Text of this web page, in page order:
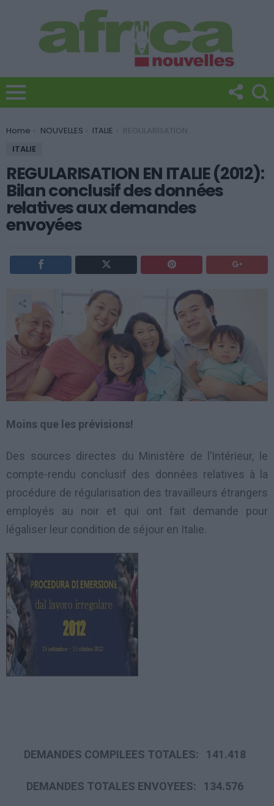
You are here:
Home NOUVELLES ITALIE
REGULARISATION EN ITALIE (2012): Bilan conclusif des données relatives aux demandes envoyées
ITALIE
REGULARISATION EN ITALIE (2012):
Bilan conclusif des données
relatives aux demandes
envoyées
Moins que les prévisions!
Des sources directes du Ministère de l’Intérieur, le
compte-rendu conclusif des données relatives à la
procédure de régularisation des travailleurs étrangers
employés au noir et qui ont fait demande pour
légaliser leur condition de séjour en Italie.
DEMANDES COMPILEES TOTALES: 141.418
DEMANDES TOTALES ENVOYEES: 134.576